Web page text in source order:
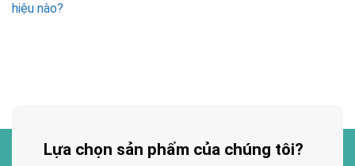
hiệu nào?
Lựa chọn sản phẩm của chúng tôi?